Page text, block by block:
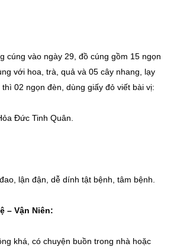
cúng vào ngày 29, đồ cúng gồm 15 ngọn
với hoa, trà, quả và 05 cây nhang, lạy
02 ngọn đèn, dùng giấy đỏ viết bài vị:
Đức Tinh Quân.
lận đận, dễ dính tật bệnh, tâm bệnh.
– Vận Niên:
khá, có chuyện buồn trong nhà hoặc